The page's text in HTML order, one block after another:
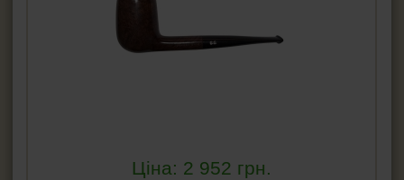
Ціна: 2 952 грн.